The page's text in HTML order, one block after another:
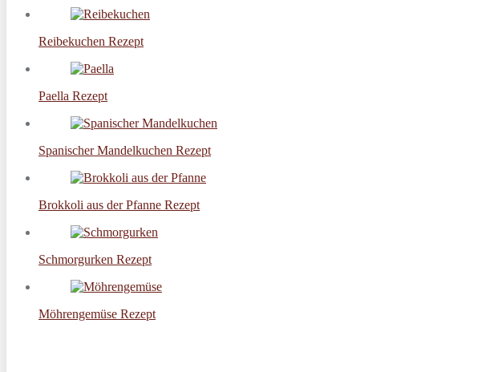
Reibekuchen Rezept
Paella Rezept
Spanischer Mandelkuchen Rezept
Brokkoli aus der Pfanne Rezept
Schmorgurken Rezept
Möhrengemüse Rezept